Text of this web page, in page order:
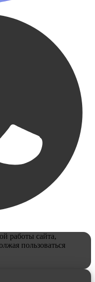
работы сайта,
пользоваться